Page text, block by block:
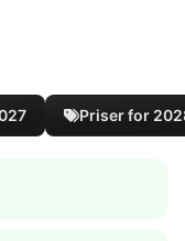
Priser for